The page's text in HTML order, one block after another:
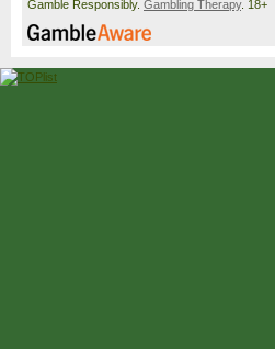
Gamble Responsibly. Gambling Therapy. 18+